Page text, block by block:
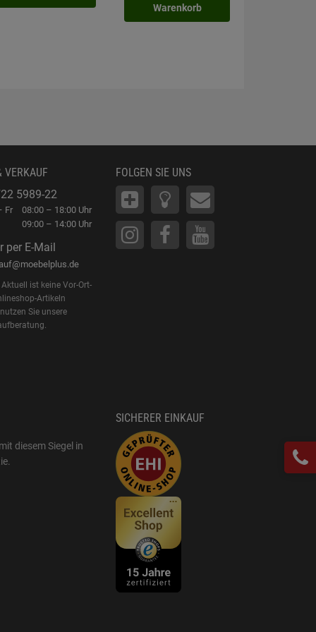
Warenkorb
VERKAUF
5989-22
Fr
08:00 – 18:00 Uhr
09:00 – 14:00 Uhr
per E-Mail
Aktuell ist keine Vor-Ort-
Artikeln
Sie unsere
FOLGEN SIE UNS
diesem Siegel in
.
SICHERER EINKAUF